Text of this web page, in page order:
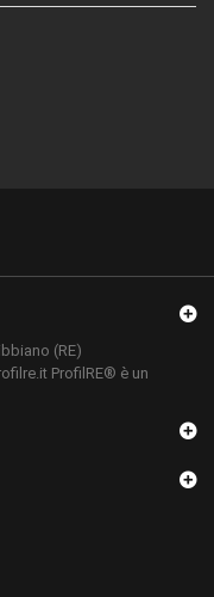
(RE)
ProfilRE® è un